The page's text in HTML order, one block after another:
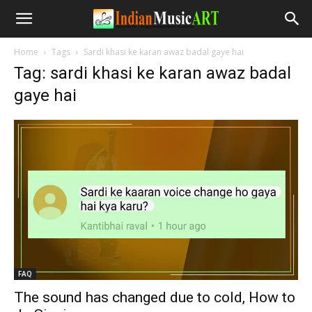
Home Tags Sardi khasi ke karan awaz badal gaye hai
Tag: sardi khasi ke karan awaz badal
gaye hai
FAQ
The sound has changed due to cold, How to